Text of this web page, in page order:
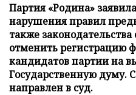
Партия «Родина»
нарушения правил
также
отменить регистрацию
кандидатов партии на
Государственную думу.
направлен в суд.